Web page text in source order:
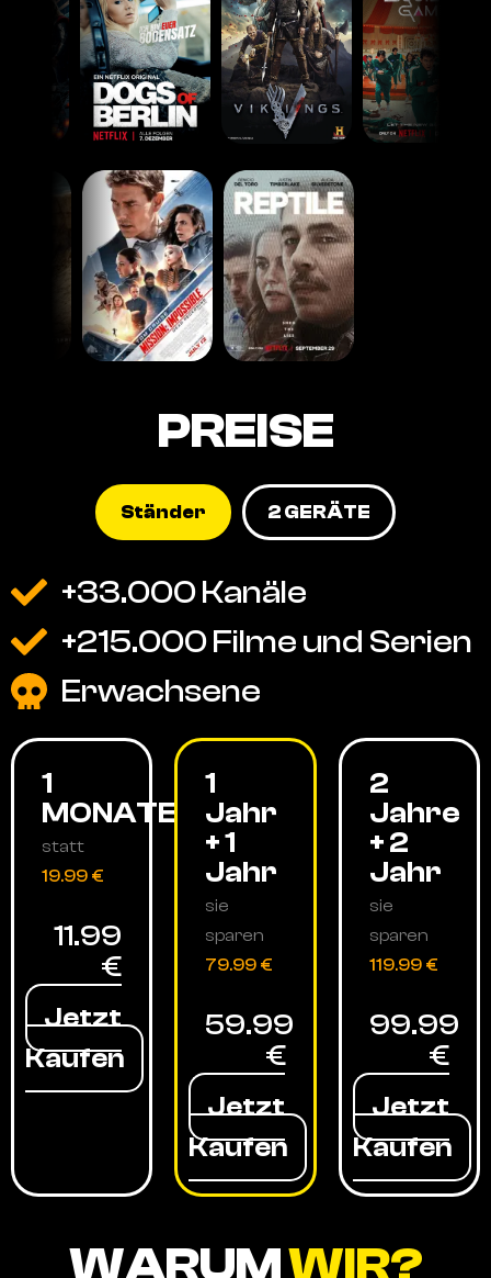
PREISE
Ständer 2 GERÄTE
+33.000 Kanäle
+215.000 Filme und Serien
Erwachsene
1
MONATE
statt
19.99 €
11.99
€
Jetzt
Kaufen
1
Jahr
+ 1
Jahr
sie
sparen
79.99 €
59.99
€
Jetzt
Kaufen
2
Jahre
+ 2
Jahr
sie
sparen
119.99 €
99.99
€
Jetzt
Kaufen
WARUMWIR?